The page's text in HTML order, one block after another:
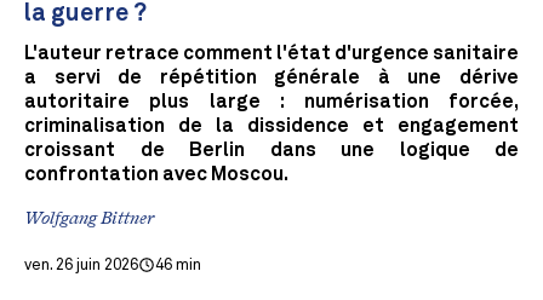
la guerre ?
L'auteur retrace comment l'état d'urgence sanitaire
a servi de répétition générale à une dérive
autoritaire plus large : numérisation forcée,
criminalisation de la dissidence et engagement
croissant de Berlin dans une logique de
confrontation avec Moscou.
Wolfgang Bittner
ven. 26 juin 2026 46 min